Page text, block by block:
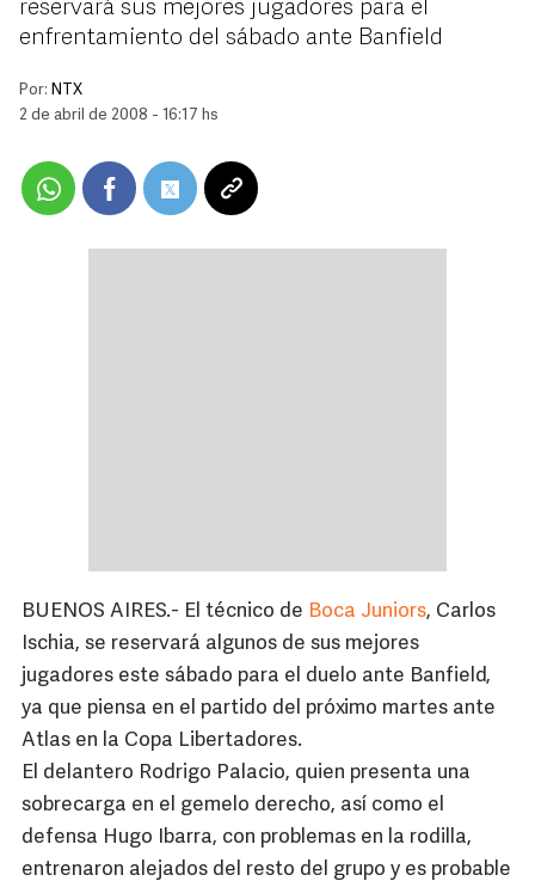
reservará sus mejores jugadores para el
enfrentamiento del sábado ante Banfield
Por: NTX
2 de abril de 2008 - 16:17 hs
BUENOS AIRES.- El técnico de Boca Juniors, Carlos
Ischia, se reservará algunos de sus mejores
jugadores este sábado para el duelo ante Banfield,
ya que piensa en el partido del próximo martes ante
Atlas en la Copa Libertadores.
El delantero Rodrigo Palacio, quien presenta una
sobrecarga en el gemelo derecho, así como el
defensa Hugo Ibarra, con problemas en la rodilla,
entrenaron alejados del resto del grupo y es probable